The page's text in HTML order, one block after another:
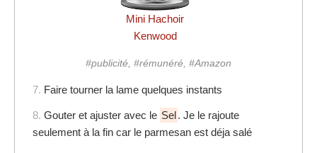
Mini Hachoir
Kenwood
#publicité, #rémunéré, #Amazon
7. Faire tourner la lame quelques instants
8. Gouter et ajuster avec le Sel. Je le rajoute
seulement à la fin car le parmesan est déja salé